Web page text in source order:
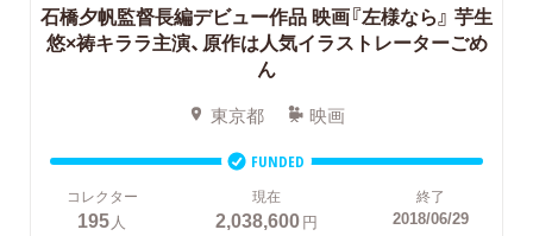
石橋夕帆監督長編デビュー作品 映画『左様なら』 芋生
悠×祷キララ主演、原作は人気イラストレーターごめ
ん
東京都 映画
FUNDED
コレクター
195人
現在
2,038,600円
終了
2018/06/29